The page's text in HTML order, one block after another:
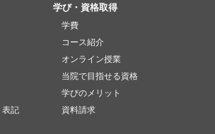
表記
学び・資格取得
学費
コース紹介
オンライン授業
当院で目指せる資格
学びのメリット
資料請求